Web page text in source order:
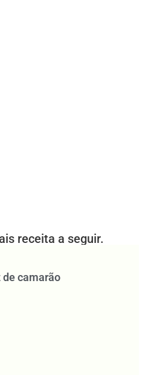
receita a seguir.
de camarão